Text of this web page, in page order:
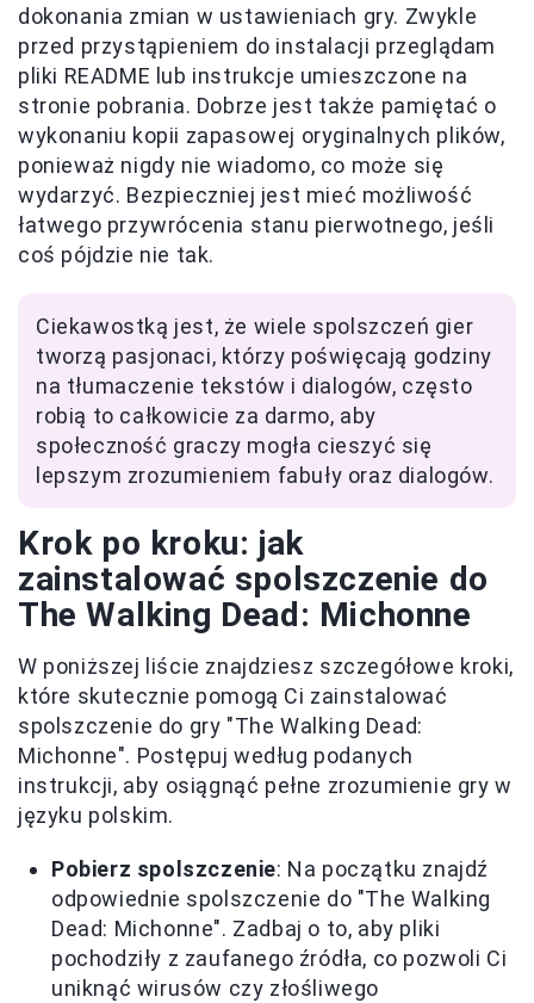
dokonania zmian w ustawieniach gry. Zwykle
przed przystąpieniem do instalacji przeglądam
pliki README lub instrukcje umieszczone na
stronie pobrania. Dobrze jest także pamiętać o
wykonaniu kopii zapasowej oryginalnych plików,
ponieważ nigdy nie wiadomo, co może się
wydarzyć. Bezpieczniej jest mieć możliwość
łatwego przywrócenia stanu pierwotnego, jeśli
coś pójdzie nie tak.
Ciekawostką jest, że wiele spolszczeń gier
tworzą pasjonaci, którzy poświęcają godziny
na tłumaczenie tekstów i dialogów, często
robią to całkowicie za darmo, aby
społeczność graczy mogła cieszyć się
lepszym zrozumieniem fabuły oraz dialogów.
Krok po kroku: jak
zainstalować spolszczenie do
The Walking Dead: Michonne
W poniższej liście znajdziesz szczegółowe kroki,
które skutecznie pomogą Ci zainstalować
spolszczenie do gry "The Walking Dead:
Michonne". Postępuj według podanych
instrukcji, aby osiągnąć pełne zrozumienie gry w
języku polskim.
Pobierz spolszczenie: Na początku znajdź
odpowiednie spolszczenie do "The Walking
Dead: Michonne". Zadbaj o to, aby pliki
pochodziły z zaufanego źródła, co pozwoli Ci
uniknąć wirusów czy złośliwego